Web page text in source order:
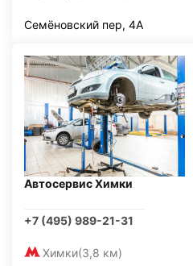
Семёновский пер, 4А
Автосервис Химки
+7 (495) 989-21-31
Химки(3,8 км)